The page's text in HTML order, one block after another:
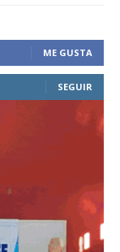
ME GUSTA
SEGUIR